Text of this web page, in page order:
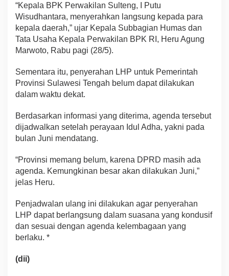
“Kepala BPK Perwakilan Sulteng, I Putu
Wisudhantara, menyerahkan langsung kepada para
kepala daerah,” ujar Kepala Subbagian Humas dan
Tata Usaha Kepala Perwakilan BPK RI, Heru Agung
Marwoto, Rabu pagi (28/5).
Sementara itu, penyerahan LHP untuk Pemerintah
Provinsi Sulawesi Tengah belum dapat dilakukan
dalam waktu dekat.
Berdasarkan informasi yang diterima, agenda tersebut
dijadwalkan setelah perayaan Idul Adha, yakni pada
bulan Juni mendatang.
“Provinsi memang belum, karena DPRD masih ada
agenda. Kemungkinan besar akan dilakukan Juni,”
jelas Heru.
Penjadwalan ulang ini dilakukan agar penyerahan
LHP dapat berlangsung dalam suasana yang kondusif
dan sesuai dengan agenda kelembagaan yang
berlaku. *
(dii)